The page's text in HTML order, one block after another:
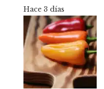
Hace 3 días